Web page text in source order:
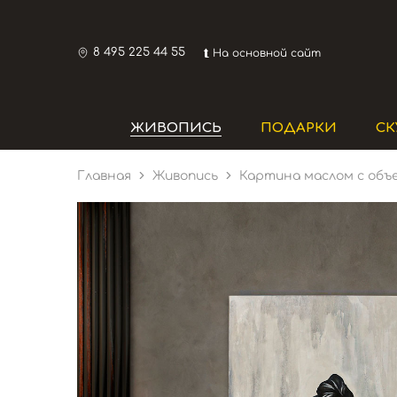
8 495 225 44 55 ⮬ На основной сайт
ЖИВОПИСЬ ПОДАРКИ
Главная Живопись Картина маслом с